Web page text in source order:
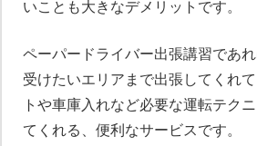
いことも大きなデメリットです。
ペーパードライバー出張講習であ
受けたいエリアまで出張してくれ
トや車庫入れなど必要な運転テク
てくれる、便利なサービスです。